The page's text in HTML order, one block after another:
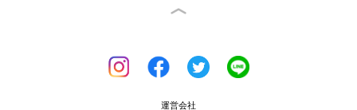
運営会社